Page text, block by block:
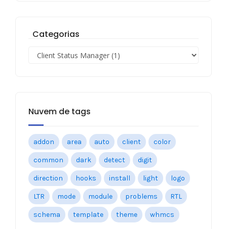
Categorias
Nuvem de tags
addon area auto client color
common dark detect digit
direction hooks install light logo
LTR mode module problems RTL
schema template theme whmcs